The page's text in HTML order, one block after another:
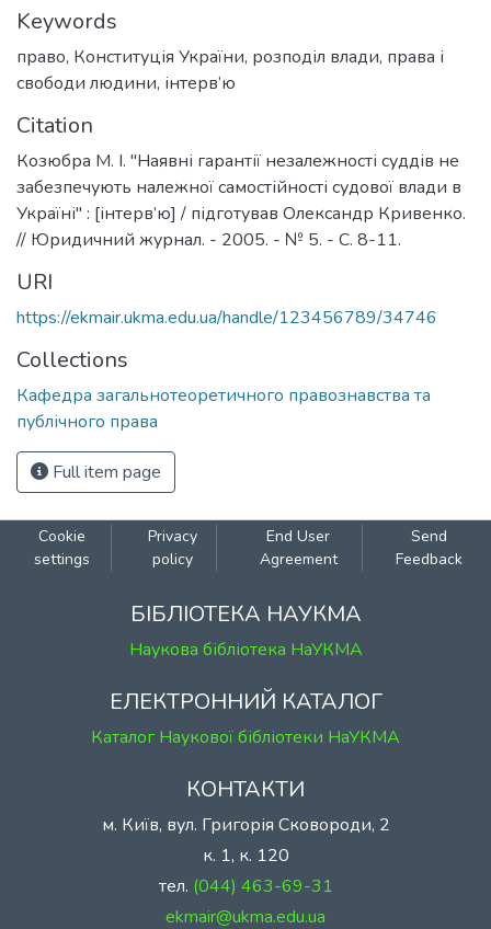
Keywords
право, Конституція України, розподіл влади, права і
свободи людини, інтерв’ю
Citation
Козюбра М. І. "Наявні гарантії незалежності суддів не
забезпечують належної самостійності судової влади в
Україні" : [інтерв’ю] / підготував Олександр Кривенко.
// Юридичний журнал. - 2005. - № 5. - С. 8-11.
URI
https://ekmair.ukma.edu.ua/handle/123456789/34746
Collections
Кафедра загальнотеоретичного правознавства та
публічного права
Full item page
Cookie
settings
Privacy
policy
End User
Agreement
Send
Feedback
БІБЛІОТЕКА НАУКМА
Наукова бібліотека НаУКМА
ЕЛЕКТРОННИЙ КАТАЛОГ
Каталог Наукової бібліотеки НаУКМА
КОНТАКТИ
м. Київ, вул. Григорія Сковороди, 2
к. 1, к. 120
тел. (044) 463-69-31
ekmair@ukma.edu.ua